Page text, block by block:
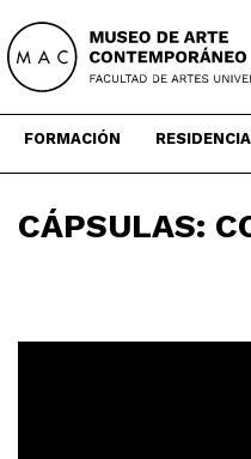
content
FORMACIÓN
CÁPSULAS: